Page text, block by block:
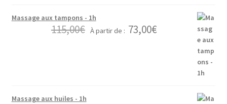
Massage aux tampons - 1h
115,00€ À partir de : 73,00€
Massage aux huiles - 1h